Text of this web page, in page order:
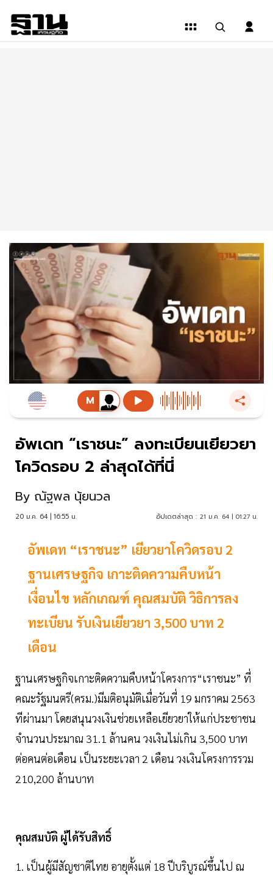
อัพเดท “เราชนะ” ลงทะเบียนเยียวยา
โควิดรอบ 2 ล่าสุดได้ที่นี่
By ณัฐพล นุ้ยนวล
20 ม.ค. 64 | 16:55 น. อัปเดตล่าสุด : 21 ม.ค. 64 | 01:27 น.
อัพเดท “เราชนะ” เยียวยาโควิดรอบ 2
ฐานเศรษฐกิจ เกาะติดความคืบหน้า
เงื่อนไข หลักเกณฑ์ คุณสมบัติ วิธิการลง
ทะเบียน รับเงินเยียวยา 3,500 บาท 2
เดือน
ฐานเศรษฐกิจเกาะติดความคืบหน้าโครงการ“เราชนะ” ที่
คณะรัฐมนตรี(ครม.)มีมติอนุมัติเมื่อวันที่ 19 มกราคม 2563
ทีผ่านมา โดยสนุนวงเงินช่วยเหลือเยียวยาให้แก่ประชาชน
จำนวนประมาณ 31.1 ล้านคน วงเงินไม่เกิน 3,500 บาท
ต่อคนต่อเดือน เป็นระยะเวลา 2 เดือน วงเงินโครงการรวม
210,200 ล้านบาท
คุณสมบัติ ผู้ได้รับสิทธิ์
1. เป็นผู้มีสัญชาติไทย อายุตั้งแต่ 18 ปีบริบูรณ์ขึ้นไป ณ